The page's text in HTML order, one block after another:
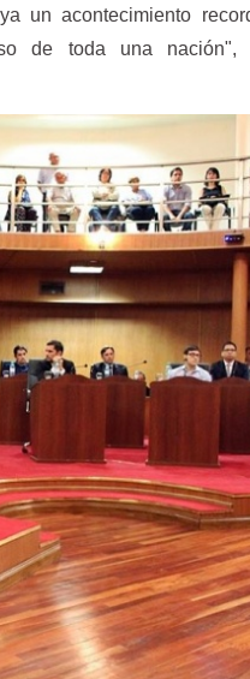
un acontecimiento
de toda una nación",